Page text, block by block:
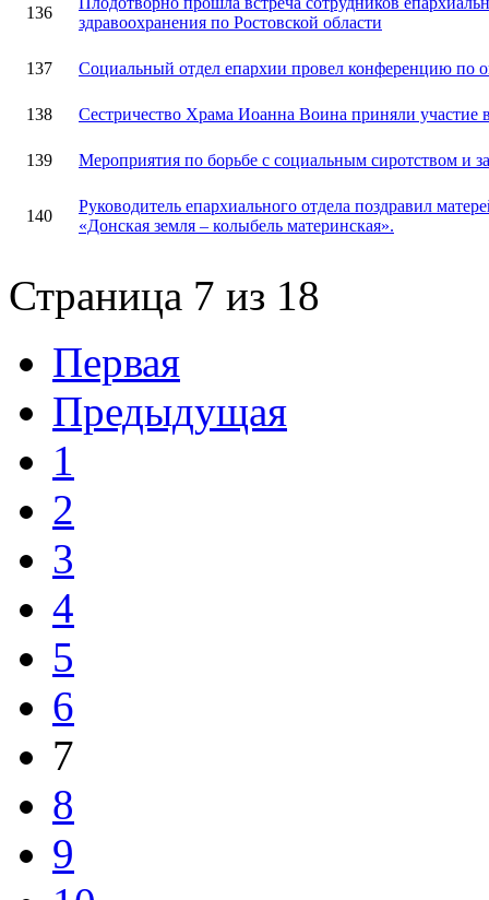
136
здравоохранения по Ростовской области
137 Социальный отдел епархии провел конференцию
138 Сестричество Храма Иоанна Воина приняли участие
139 Мероприятия по борьбе с социальным сиротством и
140
Руководитель епархиального отдела поздравил
«Донская земля – колыбель материнская».
Страница 7 из 18
Первая
Предыдущая
1
2
3
4
5
6
7
8
9